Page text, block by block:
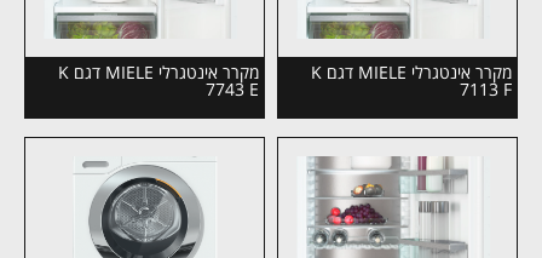
מקרר אינטגרלי MIELE דגם K
7113 F
מקרר אינטגרלי MIELE דגם K
7743 E